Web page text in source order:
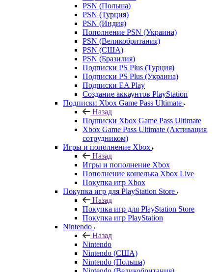
PSN (Польша)
PSN (Турция)
PSN (Индия)
Пополнение PSN (Украина)
PSN (Великобритания)
PSN (США)
PSN (Бразилия)
Подписки PS Plus (Турция)
Подписки PS Plus (Украина)
Подписки EA Play
Создание аккаунтов PlayStation
Подписки Xbox Game Pass Ultimate
Назад
Подписки Xbox Game Pass Ultimate
Xbox Game Pass Ultimate (Активация
сотрудником)
Игры и пополнение Xbox
Назад
Игры и пополнение Xbox
Пополнение кошелька Xbox Live
Покупка игр Xbox
Покупка игр для PlayStation Store
Назад
Покупка игр для PlayStation Store
Покупка игр PlayStation
Nintendo
Назад
Nintendo
Nintendo (США)
Nintendo (Польша)